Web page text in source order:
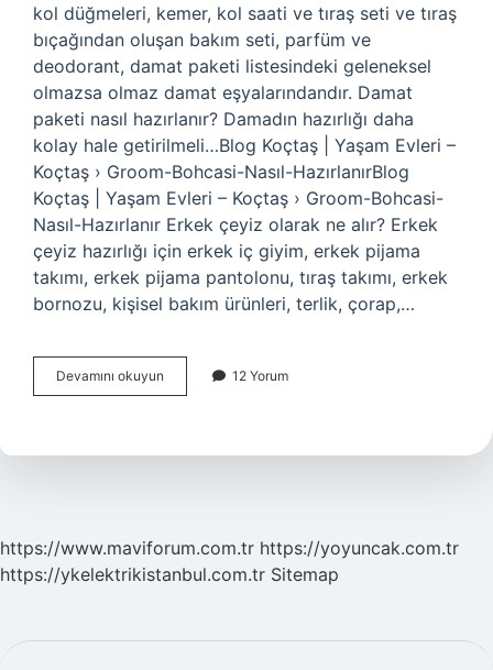
kol düğmeleri, kemer, kol saati ve tıraş seti ve tıraş
bıçağından oluşan bakım seti, parfüm ve
deodorant, damat paketi listesindeki geleneksel
olmazsa olmaz damat eşyalarındandır. Damat
paketi nasıl hazırlanır? Damadın hazırlığı daha
kolay hale getirilmeli…Blog Koçtaş | Yaşam Evleri –
Koçtaş › Groom-Bohcasi-Nasıl-HazırlanırBlog
Koçtaş | Yaşam Evleri – Koçtaş › Groom-Bohcasi-
Nasıl-Hazırlanır Erkek çeyiz olarak ne alır? Erkek
çeyiz hazırlığı için erkek iç giyim, erkek pijama
takımı, erkek pijama pantolonu, tıraş takımı, erkek
bornozu, kişisel bakım ürünleri, terlik, çorap,…
Devamını okuyun
Çeyizinde
12 Yorum
https://www.maviforum.com.tr https://yoyuncak.com.tr
https://ykelektrikistanbul.com.tr Sitemap